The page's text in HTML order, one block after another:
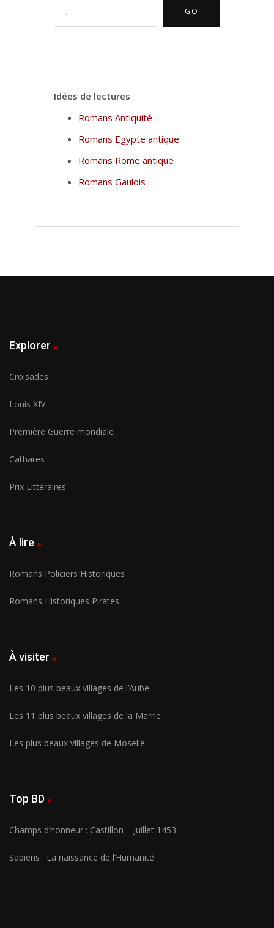
GO
Idées de lectures
Romans Antiquité
Romans Egypte antique
Romans Rome antique
Romans Gaulois
Explorer
Croisades
Louis XIV
Première Guerre mondiale
Cathares
Prix Littéraires
À lire
Romans Policiers Historiques
Romans Historiques Pirates
À visiter
Les 10 plus beaux villages de l’Aube
Les 11 plus beaux villages de la Marne
Les plus beaux villages de Moselle
Top BD
Champs d’honneur : Castillon – Juillet 1453
Sapiens : La naissance de l’Humanité